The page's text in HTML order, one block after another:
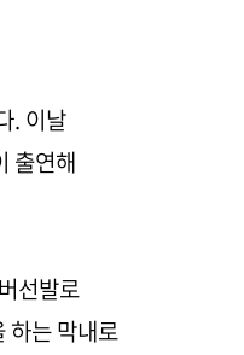
. 이날
출연해
선발로
하는 막내로